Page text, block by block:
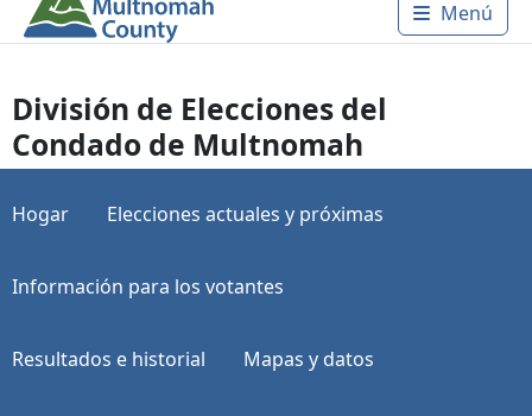
Main
Menú
División de Elecciones del
Condado de Multnomah
Hogar Elecciones actuales y próximas
Información para los votantes
Resultados e historial Mapas y datos